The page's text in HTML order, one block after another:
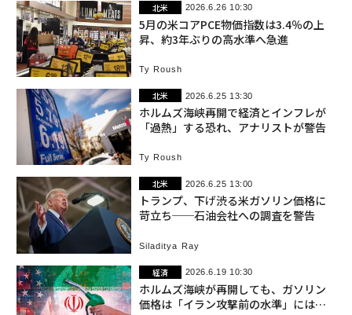
北米 2026.6.26 10:30
5月の米コアPCE物価指数は3.4％の上
昇、約3年ぶりの高水準へ急進
Ty Roush
北米 2026.6.25 13:30
ホルムズ海峡再開で経済とインフレが
「過熱」する恐れ、アナリストが警告
Ty Roush
北米 2026.6.25 13:00
トランプ、下げ渋る米ガソリン価格に
苛立ち──石油会社への調査を警告
Siladitya Ray
経済 2026.6.19 10:30
ホルムズ海峡が再開しても、ガソリン
価格は「イラン攻撃前の水準」には戻